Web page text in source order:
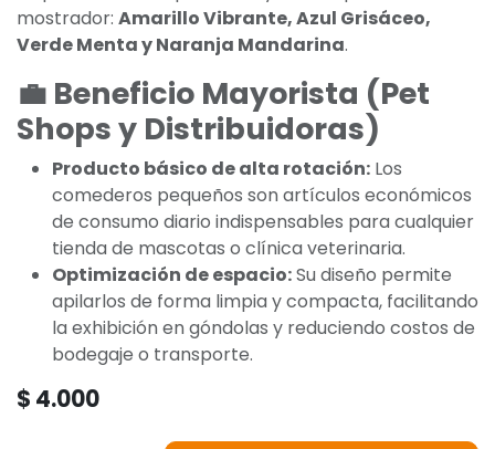
mostrador: Amarillo Vibrante, Azul Grisáceo,
Verde Menta y Naranja Mandarina.
💼 Beneficio Mayorista (Pet
Shops y Distribuidoras)
Producto básico de alta rotación: Los
comederos pequeños son artículos económicos
de consumo diario indispensables para cualquier
tienda de mascotas o clínica veterinaria.
Optimización de espacio:Su diseño permite
apilarlos de forma limpia y compacta, facilitando
la exhibición en góndolas y reduciendo costos de
bodegaje o transporte.
$ 4.000